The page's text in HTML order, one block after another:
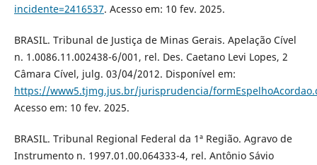
incidente=2416537. Acesso em: 10 fev. 2025.
BRASIL. Tribunal de Justiça de Minas Gerais. Apelação Cível
n. 1.0086.11.002438-6/001, rel. Des. Caetano Levi Lopes, 2
Câmara Cível, julg. 03/04/2012. Disponível em:
https://www5.tjmg.jus.br/jurisprudencia/
Acesso em: 10 fev. 2025.
BRASIL. Tribunal Regional Federal da 1ª Região. Agravo de
Instrumento n. 1997.01.00.064333-4, rel. Antônio Sávio